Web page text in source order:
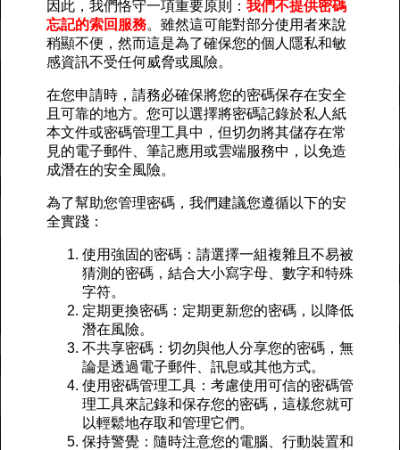
因此，我們恪守一項重要原則： 我們不提供密碼
忘記的索回服務。雖然這可能對部分使用者來說
稍顯不便，然而這是為了確保您的個人隱私和敏
感資訊不受任何威脅或風險。
在您申請時，請務必確保將您的密碼保存在安全
且可靠的地方。您可以選擇將密碼記錄於私人紙
本文件或密碼管理工具中，但切勿將其儲存在常
見的電子郵件、筆記應用或雲端服務中，以免造
成潛在的安全風險。
為了幫助您管理密碼，我們建議您遵循以下的安
全實踐：
使用強固的密碼：請選擇一組複雜且不易被
猜測的密碼，結合大小寫字母、數字和特殊
字符。
定期更換密碼：定期更新您的密碼，以降低
潛在風險。
不共享密碼：切勿與他人分享您的密碼，無
論是透過電子郵件、訊息或其他方式。
使用密碼管理工具：考慮使用可信的密碼管
理工具來記錄和保存您的密碼，這樣您就可
以輕鬆地存取和管理它們。
保持警覺：隨時注意您的電腦、行動裝置和